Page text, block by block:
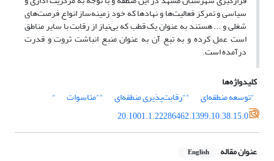
سیاسی و تمرکز فعالیت‌ها و نهادها که خود زمینه‌ساز انواع فرصت‌های
شغلی و ... هستند به عنوان یک قطب که بی‌نیاز از رقابت با سایر مناطق
است عمل کرده و به تبع آن به عنوان منبع انباشت ثروت و قدرت
درآمده است.
کلیدواژه‌ها
"توسعه منطقه‌ای
""رقابت‌پذیری منطقه‌ای ""متاسوات
"
20.1001.1.22286462.1399.10.38.15.0
عنوان مقاله English